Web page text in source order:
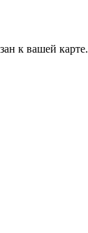
к вашей карте.